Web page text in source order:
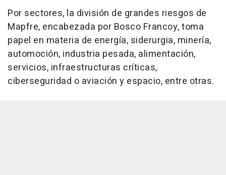
Por sectores, la división de grandes riesgos de
Mapfre, encabezada por Bosco Francoy, toma
papel en materia de energía, siderurgia, minería,
automoción, industria pesada, alimentación,
servicios, infraestructuras críticas,
ciberseguridad o aviación y espacio, entre otras.